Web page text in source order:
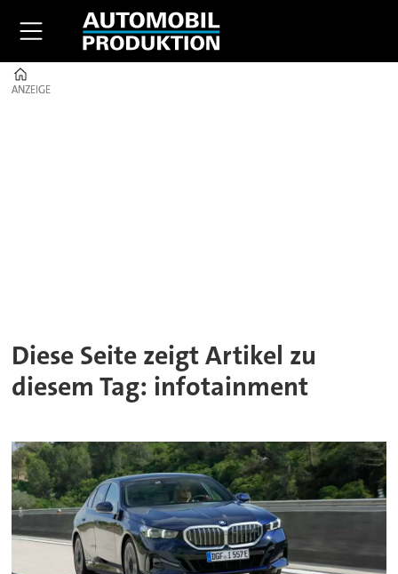
ANZEIGE
ANZEIGE
Diese Seite zeigt Artikel zu
diesem Tag: infotainment